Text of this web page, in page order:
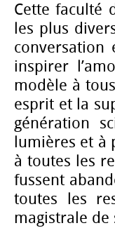
Cette faculté
les plus
conversation
inspirer
modèle à
esprit et la
génération
lumières et à
à toutes les
fussent
toutes les
magistrale de